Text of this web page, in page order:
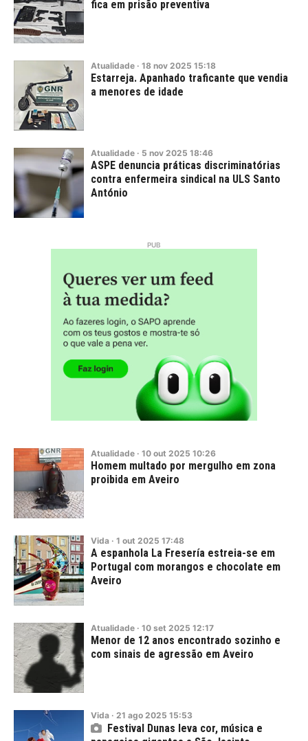
fica em prisão preventiva
Atualidade · 18 nov 2025 15:18
Estarreja. Apanhado traficante que vendia
a menores de idade
Atualidade · 5 nov 2025 18:46
ASPE denuncia práticas discriminatórias
contra enfermeira sindical na ULS Santo
António
Atualidade · 10 out 2025 10:26
Homem multado por mergulho em zona
proibida em Aveiro
Vida · 1 out 2025 17:48
A espanhola La Fresería estreia-se em
Portugal com morangos e chocolate em
Aveiro
Atualidade · 10 set 2025 12:17
Menor de 12 anos encontrado sozinho e
com sinais de agressão em Aveiro
Vida · 21 ago 2025 15:53
Festival Dunas leva cor, música e